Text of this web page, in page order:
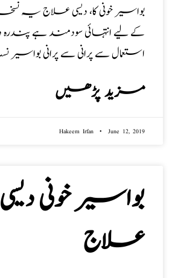
بواسیر خونی کا، دیسی علاج یہ
کے لیے انتہائی سودمند ہے
استعمال سے پرانی سے پرانی بواسیر
مزید پڑھیں
Hakeem Irfan June 12, 2019
بواسیر خونی دیسی
علاج